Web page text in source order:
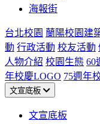
海報街
台北校園 蘭陽校園建
動 行政活動 校友活動
人物介紹 校園生態 60
年校慶LOGO 75週年
文宣底板
文宣底板